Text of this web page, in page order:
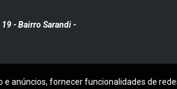
- Bairro Sarandi-
anúncios, fornecer funcionalidades de